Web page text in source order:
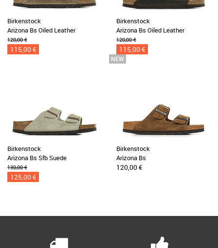
Birkenstock
Arizona Bs Oiled Leather
120,00 €
115,00 €
Birkenstock
Arizona Bs Oiled Leather
120,00 €
115,00 €
Birkenstock
Arizona Bs Sfb Suede
130,00 €
125,00 €
Birkenstock
Arizona Bs
120,00 €